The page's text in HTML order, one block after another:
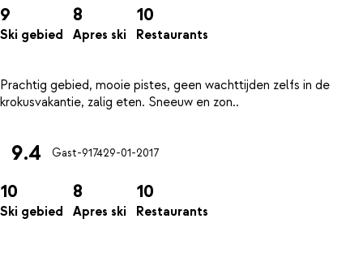
9
Ski gebied
8
Apres ski
10
Restaurants
Prachtig gebied, mooie pistes, geen wachttijden zelfs in de
9.4 Gast-917429-01-2017
10
Ski gebied
8
Apres ski
10
Restaurants